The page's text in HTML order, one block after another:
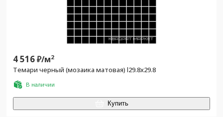
4 516₽/м2
Темари черный (мозаика матовая) l29.8х29.8
В наличии
Купить